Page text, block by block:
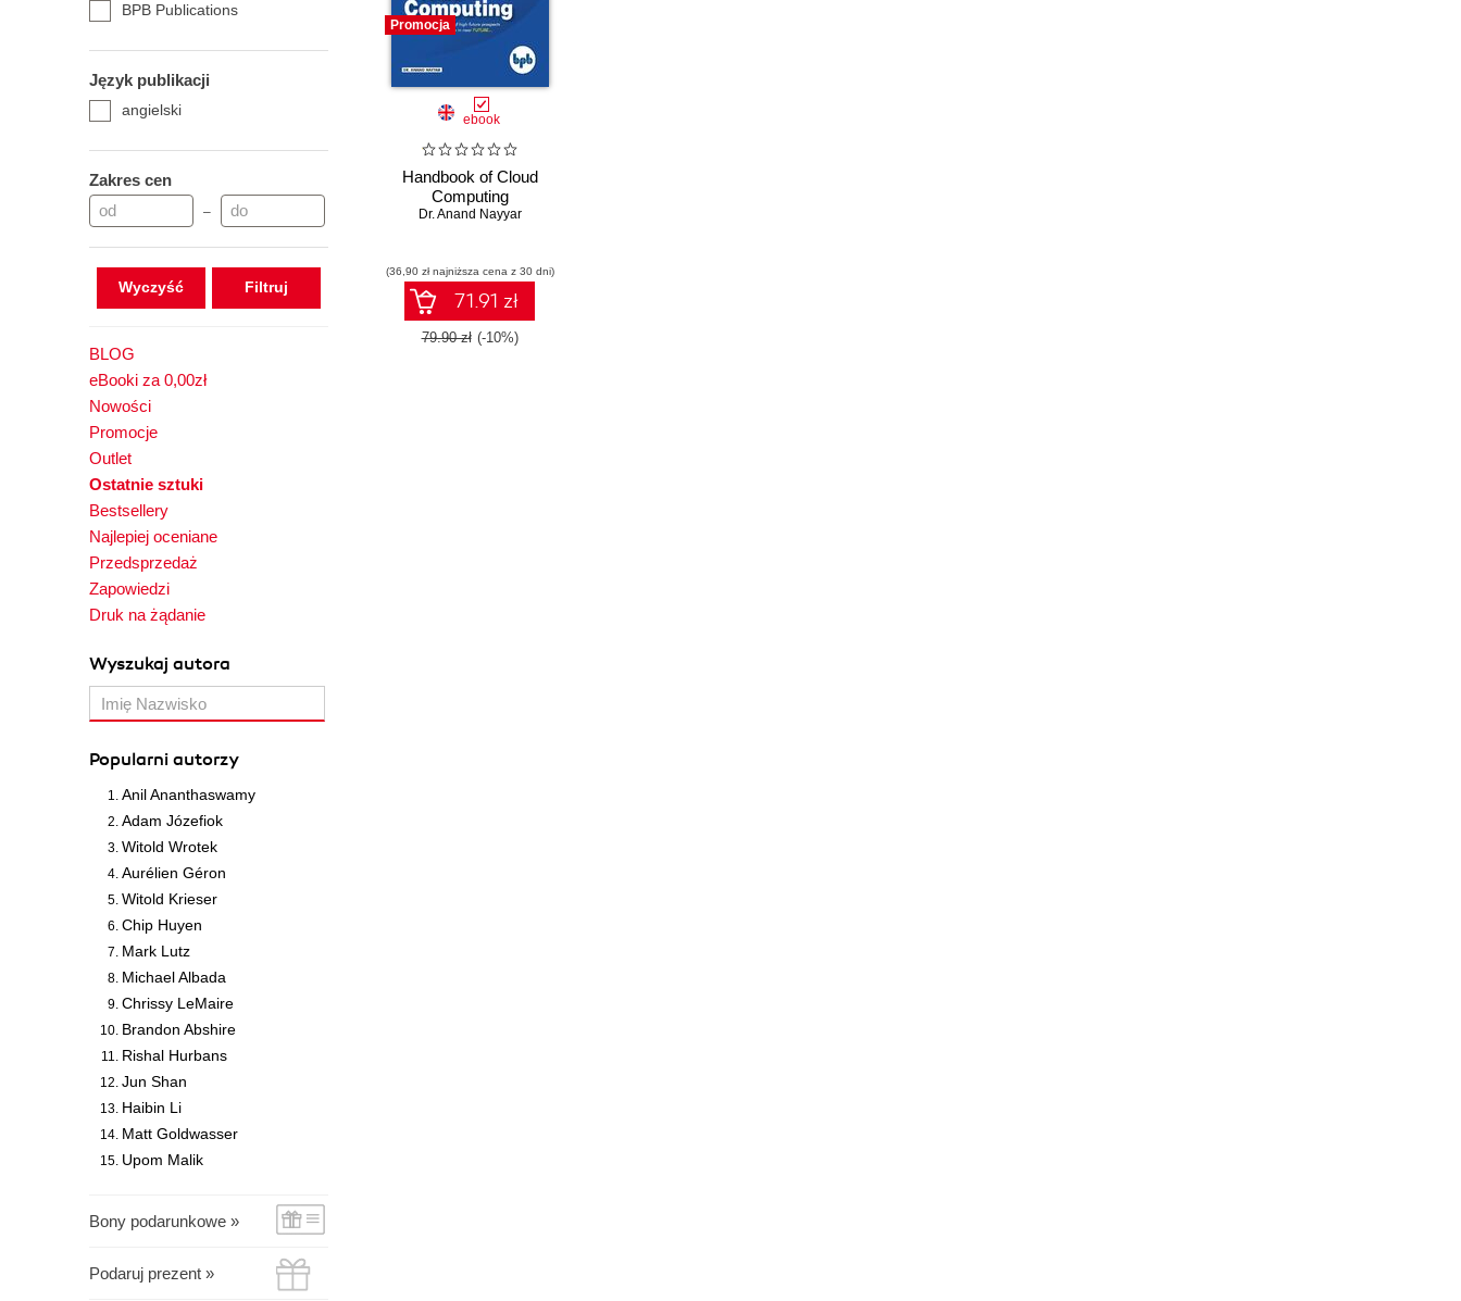
BPB Publications
Język publikacji
angielski
Zakres cen
–
Wyczyść
BLOG
eBooki za 0,00zł
Nowości
Promocje
Outlet
Ostatnie sztuki
Bestsellery
Najlepiej oceniane
Przedsprzedaż
Zapowiedzi
Druk na żądanie
Wyszukaj autora
Popularni autorzy
Anil Ananthaswamy
Adam Józefiok
Witold Wrotek
Aurélien Géron
Witold Krieser
Chip Huyen
Mark Lutz
Michael Albada
Chrissy LeMaire
Brandon Abshire
Rishal Hurbans
Jun Shan
Haibin Li
Matt Goldwasser
Upom Malik
Bony podarunkowe »
Podaruj prezent »
Promocja
ebook
Handbook of Cloud
Computing
Dr. Anand Nayyar
(36,90 zł najniższa cena z 30 dni)
71.91 zł
79.90 zł (-10%)